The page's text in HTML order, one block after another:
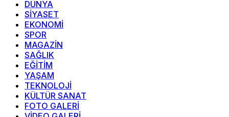
DÜNYA
SİYASET
EKONOMİ
SPOR
MAGAZİN
SAĞLIK
EĞİTİM
YAŞAM
TEKNOLOJİ
KÜLTÜR SANAT
FOTO GALERİ